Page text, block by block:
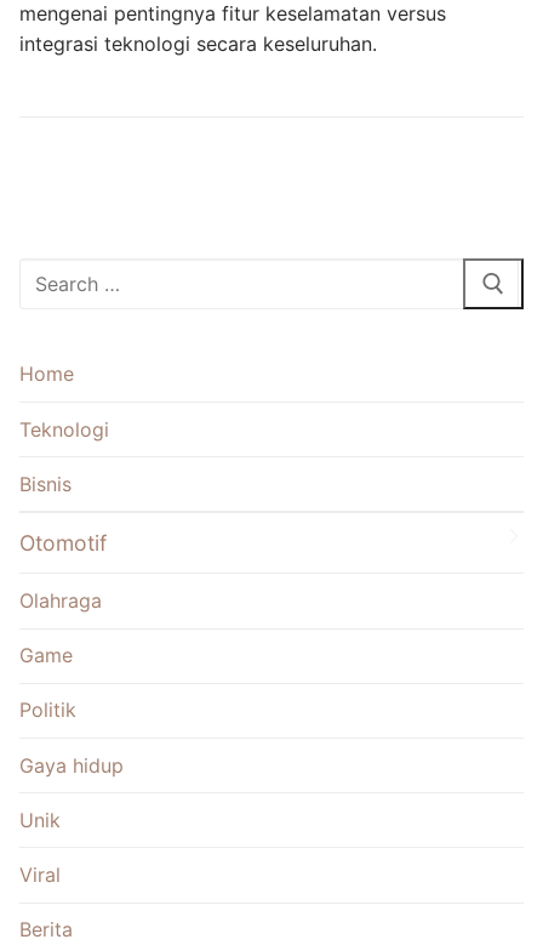
mengenai pentingnya fitur keselamatan versus
integrasi teknologi secara keseluruhan.
Cari:
Home
Teknologi
Bisnis
Otomotif
Olahraga
Game
Politik
Gaya hidup
Unik
Viral
Berita